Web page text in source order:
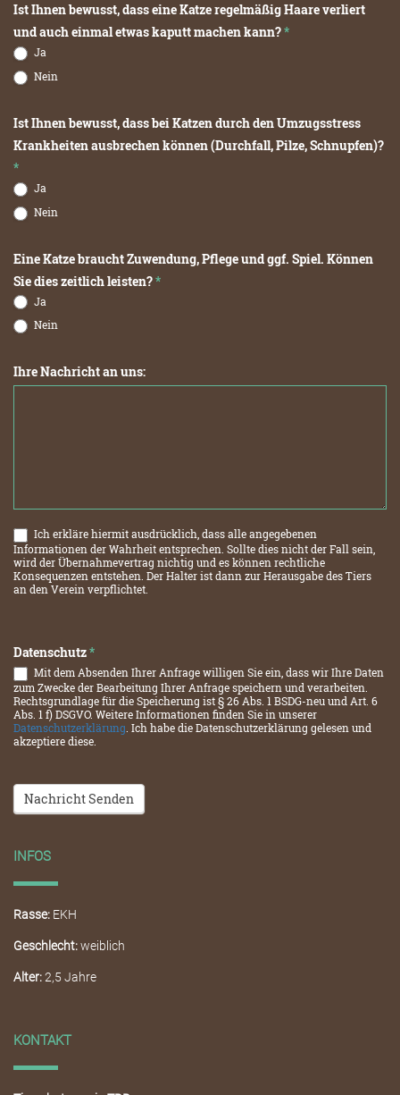
Ist Ihnen bewusst, dass eine Katze regelmäßig Haare verliert
und auch einmal etwas kaputt machen kann?*
Ja
Nein
Ist Ihnen bewusst, dass bei Katzen durch den Umzugsstress
Krankheiten ausbrechen können (Durchfall, Pilze, Schnupfen)?
*
Ja
Nein
Eine Katze braucht Zuwendung, Pflege und ggf. Spiel. Können
Sie dies zeitlich leisten?*
Ja
Nein
Ihre Nachricht an uns:
Ich erkläre hiermit ausdrücklich, dass alle angegebenen
Informationen der Wahrheit entsprechen. Sollte dies nicht der Fall sein,
wird der Übernahmevertrag nichtig und es können rechtliche
Konsequenzen entstehen. Der Halter ist dann zur Herausgabe des Tiers
an den Verein verpflichtet.
Datenschutz*
Mit dem Absenden Ihrer Anfrage willigen Sie ein, dass wir Ihre Daten
zum Zwecke der Bearbeitung Ihrer Anfrage speichern und verarbeiten.
Rechtsgrundlage für die Speicherung ist § 26 Abs. 1 BSDG-neu und Art. 6
Abs. 1 f) DSGVO. Weitere Informationen finden Sie in unserer
Datenschutzerklärung . Ich habe die Datenschutzerklärung gelesen und
akzeptiere diese.
Nachricht Senden
INFOS
Rasse: EKH
Geschlecht:weiblich
Alter:2,5 Jahre
KONTAKT